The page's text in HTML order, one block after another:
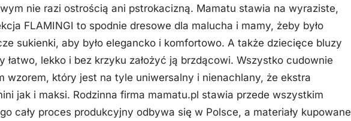
nie razi ostrością ani pstrokacizną. Mamatu stawia na wyraziste,
FLAMINGI to spodnie dresowe dla malucha i mamy, żeby było
sukienki, aby było elegancko i komfortowo. A także dziecięce bluzy
łatwo, lekko i bez krzyku założyć ją brzdącowi. Wszystko cudownie
wzorem, który jest na tyle uniwersalny i nienachlany, że ekstra
jak i maksi. Rodzinna firma mamatu.pl stawia przede wszystkim
cały proces produkcyjny odbywa się w Polsce, a materiały kupowane